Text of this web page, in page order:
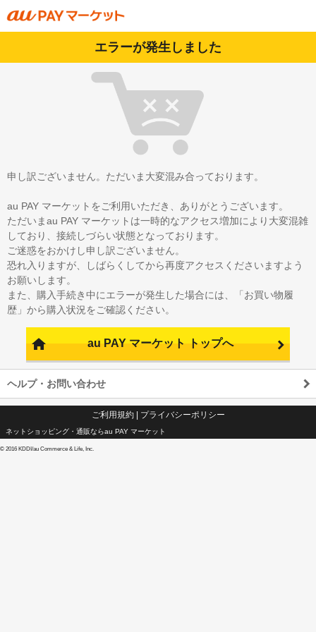
エラーが発生しました
申し訳ございません。ただいま大変混み合っております。
au PAY マーケットをご利用いただき、ありがとうございます。
ただいまau PAY マーケットは一時的なアクセス増加により大変混雑
しており、接続しづらい状態となっております。
ご迷惑をおかけし申し訳ございません。
恐れ入りますが、しばらくしてから再度アクセスくださいますよう
お願いします。
また、購入手続き中にエラーが発生した場合には、「お買い物履
歴」から購入状況をご確認ください。
au PAY マーケット トップへ
ヘルプ・お問い合わせ
ご利用規約| プライバシーポリシー
ネットショッピング・通販ならau PAY マーケット
© 2016 KDDI/au Commerce & Life, Inc.